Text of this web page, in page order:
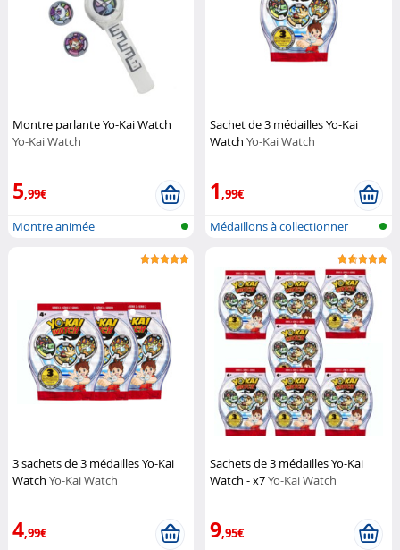
Montre parlante Yo-Kai Watch
Yo-Kai Watch
5,99€
Montre animée
Sachet de 3 médailles Yo-Kai
WatchYo-Kai Watch
1,99€
Médaillons à collectionner
3 sachets de 3 médailles Yo-Kai
Watch Yo-Kai Watch
4,99€
Sachets de 3 médailles Yo-Kai
Watch - x7Yo-Kai Watch
9,95€